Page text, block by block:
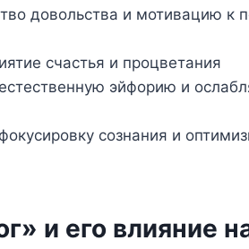
довольства и мотивацию к
счастья и процветания
эйфорию и
сознания и
и его влияние